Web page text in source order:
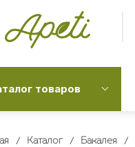
товаров
Каталог Бакалея